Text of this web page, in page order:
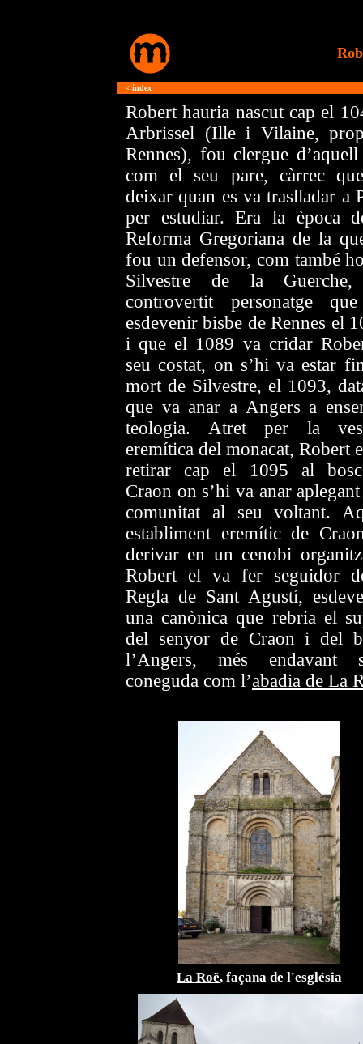
< índex
Robert hauria nascut cap el
Arbrissel (Ille i Vilaine,
Rennes), fou clergue
com el seu pare, càrrec
deixar quan es va traslladar a
per estudiar. Era la època
Reforma Gregoriana de la
fou un defensor, com també
Silvestre de la
controvertit personatge
esdevenir bisbe de Rennes el
i que el 1089 va cridar
seu costat, on s’hi va estar
mort de Silvestre, el 1093,
que va anar a Angers a
teologia. Atret per la
eremítica del monacat, Robert
retirar cap el 1095 al
Craon on s’hi va anar
comunitat al seu voltant.
establiment eremític de
derivar en un cenobi
Robert el va fer seguidor
Regla de Sant Agustí,
una canònica que rebria el
del senyor de Craon i del
l’Angers, més endavant
coneguda com l’abadia de La
La Roë, façana de l'església